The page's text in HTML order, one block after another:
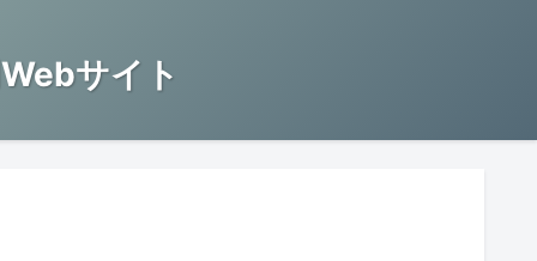
サイト